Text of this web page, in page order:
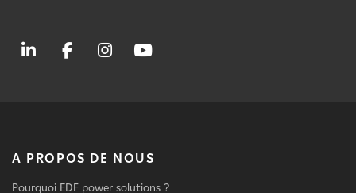
A PROPOS DE NOUS
Pourquoi EDF power solutions ?